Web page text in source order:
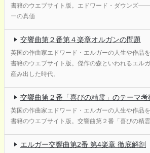
書籍のウエブサイト版。エドワード・ダウンズ
ーの真価
交響曲第２番第４楽章オルガンの問題
英国の作曲家エドワード・エルガーの人生や作品
書籍のウエブサイト版。傑作の森といわれるエル
産み出した時代。
交響曲第２番「喜びの精霊」のテーマ考
英国の作曲家エドワード・エルガーの人生や作品
書籍のウエブサイト版。交響曲第２番「喜びの精
エルガー交響曲第2番 第4楽章 徹底解剖